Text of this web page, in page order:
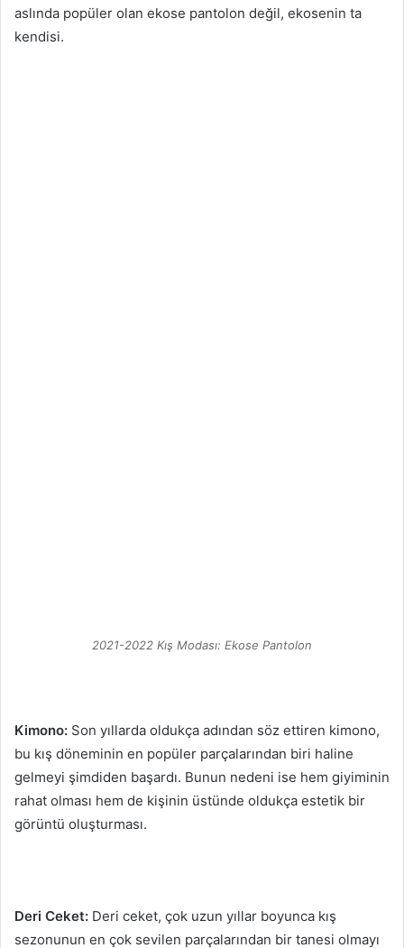
aslında popüler olan ekose pantolon değil, ekosenin ta
kendisi.
2021-2022 Kış Modası: Ekose Pantolon
Kimono: Son yıllarda oldukça adından söz ettiren kimono,
bu kış döneminin en popüler parçalarından biri haline
gelmeyi şimdiden başardı. Bunun nedeni ise hem giyiminin
rahat olması hem de kişinin üstünde oldukça estetik bir
görüntü oluşturması.
Deri Ceket: Deri ceket, çok uzun yıllar boyunca kış
sezonunun en çok sevilen parçalarından bir tanesi olmayı